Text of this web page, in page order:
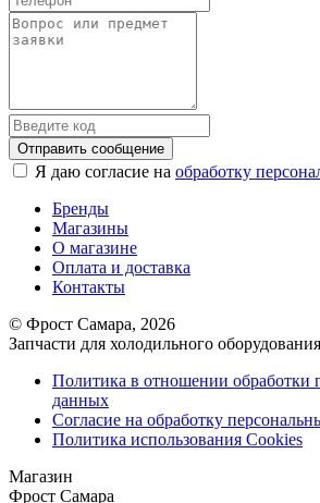
Отправить сообщение
Я даю согласие на обработку
Бренды
Магазины
О магазине
Оплата и доставка
Контакты
© Фрост Самара, 2026
Запчасти для холодильного оборудования
Политика в отношении обработки
данных
Согласие на обработку
Политика использования Cookies
Магазин
Фрост Самара